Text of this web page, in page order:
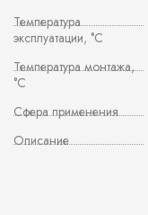
Температура
эксплуатации, °С
Температура монтажа,
°С
Сфера применения
Описание